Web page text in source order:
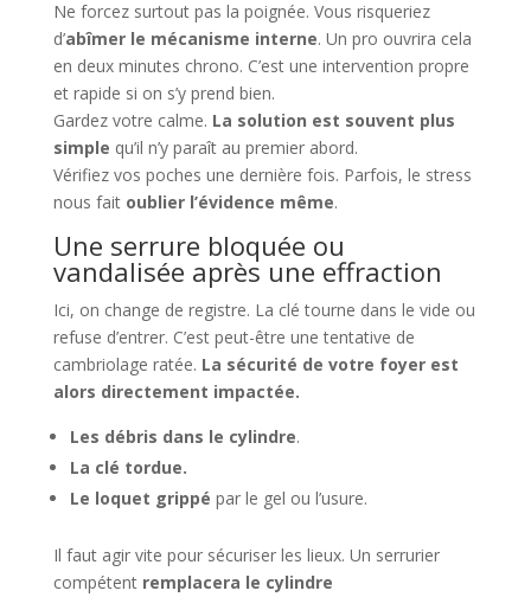
Ne forcez surtout pas la poignée. Vous risqueriez
d’abîmer le mécanisme interne. Un pro ouvrira cela
en deux minutes chrono. C’est une intervention propre
et rapide si on s’y prend bien.
Gardez votre calme. La solution est souvent plus
simple qu’il n’y paraît au premier abord.
Vérifiez vos poches une dernière fois. Parfois, le stress
nous fait oublier l’évidence même.
Une serrure bloquée ou
vandalisée après une effraction
Ici, on change de registre. La clé tourne dans le vide ou
refuse d’entrer. C’est peut-être une tentative de
cambriolage ratée. La sécurité de votre foyer est
alors directement impactée.
Les débris dans le cylindre.
La clé tordue.
Le loquet grippé par le gel ou l’usure.
Il faut agir vite pour sécuriser les lieux. Un serrurier
compétent remplacera le cylindre